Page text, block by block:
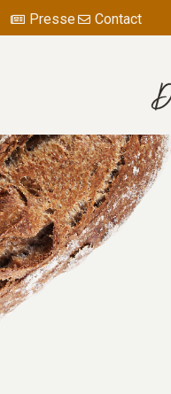
Presse Contact